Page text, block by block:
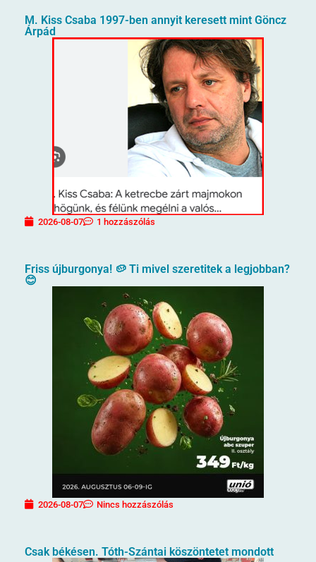
M. Kiss Csaba 1997-ben annyit keresett mint Göncz
Árpád
2026-08-07 1 hozzászólás
Friss újburgonya! 🥔 Ti mivel szeretitek a legjobban?
😊
2026-08-07 Nincs hozzászólás
Csak békésen. Tóth-Szántai köszöntetet mondott